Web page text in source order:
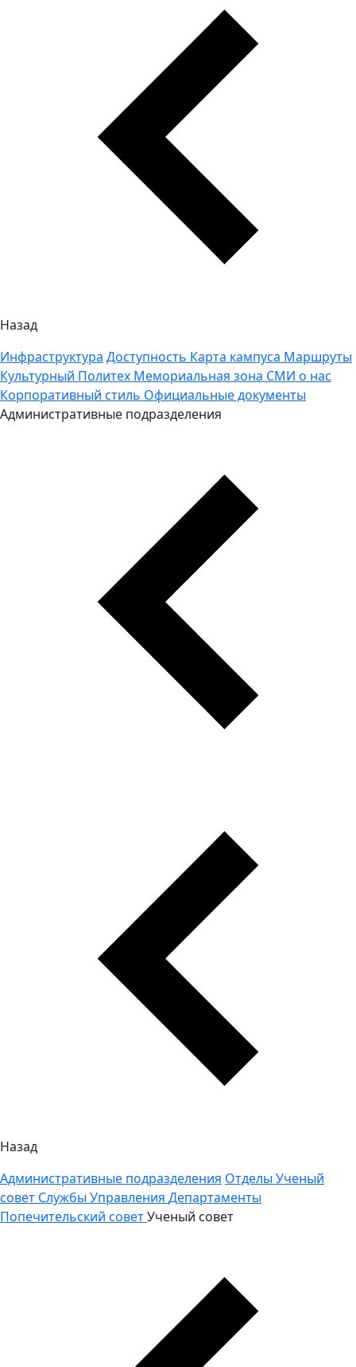
Назад
Инфраструктура Доступность Карта кампуса Маршруты
Культурный Политех Мемориальная зона СМИ о нас
Корпоративный стиль Официальные документы
Административные подразделения
Назад
Административные подразделения Отделы Ученый
совет Службы Управления Департаменты
Попечительский советУченый совет